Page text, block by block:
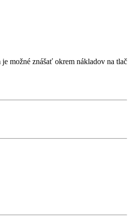
možné znášať okrem nákladov na tlač